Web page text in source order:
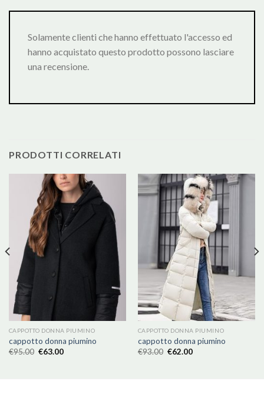
Solamente clienti che hanno effettuato l'accesso ed
hanno acquistato questo prodotto possono lasciare
una recensione.
PRODOTTI CORRELATI
CAPPOTTO DONNA PIUMINO
cappotto donna piumino
€95.00 €63.00
CAPPOTTO DONNA PIUMINO
cappotto donna piumino
€93.00 €62.00